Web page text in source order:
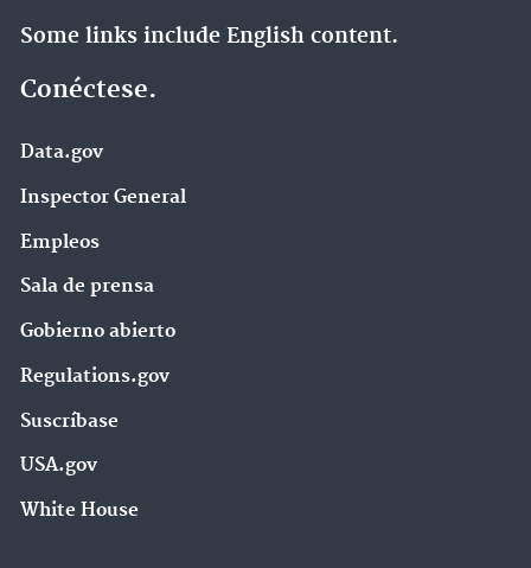
Some links include English content.
Conéctese.
Data.gov
Inspector General
Empleos
Sala de prensa
Gobierno abierto
Regulations.gov
Suscríbase
USA.gov
White House